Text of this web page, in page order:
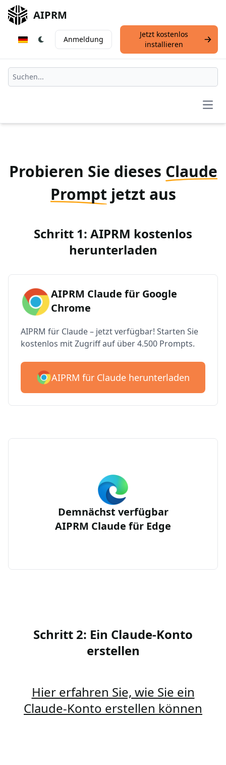
AIPRM
Anmeldung
Jetzt kostenlos
installieren
Probieren Sie dieses Claude
Prompt jetzt aus
Schritt 1: AIPRM kostenlos
herunterladen
AIPRM Claude für Google
Chrome
AIPRM für Claude – jetzt verfügbar! Starten Sie
kostenlos mit Zugriff auf über 4.500 Prompts.
AIPRM für Claude herunterladen
Demnächst verfügbar
AIPRM Claude für Edge
Schritt 2: Ein Claude-Konto
erstellen
Hier erfahren Sie, wie Sie ein
Claude-Konto erstellen können